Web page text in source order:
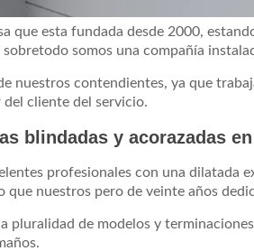
que esta fundada desde 2000,
somos una compañía
nuestros contendientes, ya que
cliente del servicio.
blindadas y acorazadas
profesionales con una dilatada
que nuestros pero de veinte años
pluralidad de modelos y